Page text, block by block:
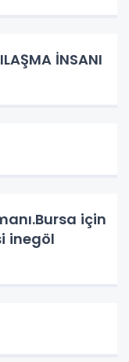
İNSANI
için